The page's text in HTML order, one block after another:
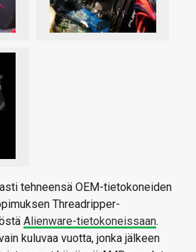
tehneensä OEM-tietokoneiden
Threadripper-
Alienware-tietokoneissaan.
kuluvaa vuotta, jonka jälkeen